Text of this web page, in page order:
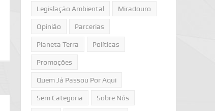
Legislação Ambiental Miradouro
Opinião Parcerias
Planeta Terra Políticas
Promoções
Quem Já Passou Por Aqui
Sem Categoria Sobre Nós